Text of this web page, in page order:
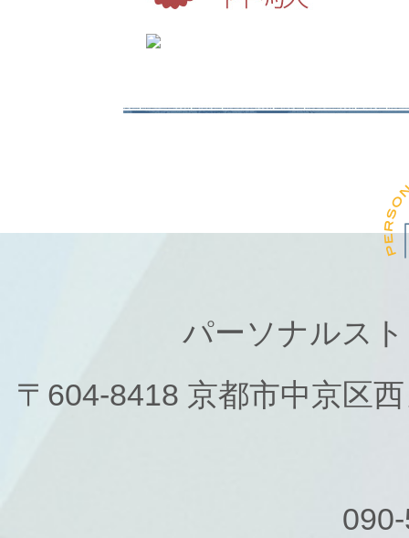
パーソナルス
〒604-8418 京都市中京区